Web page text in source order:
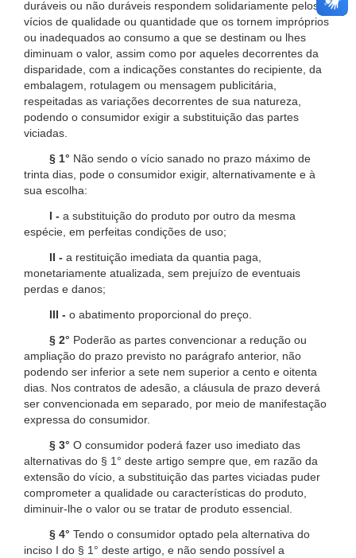
duráveis ou não duráveis respondem solidariamente pelos
vícios de qualidade ou quantidade que os tornem impróprios
ou inadequados ao consumo a que se destinam ou lhes
diminuam o valor, assim como por aqueles decorrentes da
disparidade, com a indicações constantes do recipiente, da
embalagem, rotulagem ou mensagem publicitária,
respeitadas as variações decorrentes de sua natureza,
podendo o consumidor exigir a substituição das partes
viciadas.
§ 1° Não sendo o vício sanado no prazo máximo de
trinta dias, pode o consumidor exigir, alternativamente e à
sua escolha:
I - a substituição do produto por outro da mesma
espécie, em perfeitas condições de uso;
II - a restituição imediata da quantia paga,
monetariamente atualizada, sem prejuízo de eventuais
perdas e danos;
III - o abatimento proporcional do preço.
§ 2° Poderão as partes convencionar a redução ou
ampliação do prazo previsto no parágrafo anterior, não
podendo ser inferior a sete nem superior a cento e oitenta
dias. Nos contratos de adesão, a cláusula de prazo deverá
ser convencionada em separado, por meio de manifestação
expressa do consumidor.
§ 3° O consumidor poderá fazer uso imediato das
alternativas do § 1° deste artigo sempre que, em razão da
extensão do vício, a substituição das partes viciadas puder
comprometer a qualidade ou características do produto,
diminuir-lhe o valor ou se tratar de produto essencial.
§ 4° Tendo o consumidor optado pela alternativa do
inciso I do § 1° deste artigo, e não sendo possível a